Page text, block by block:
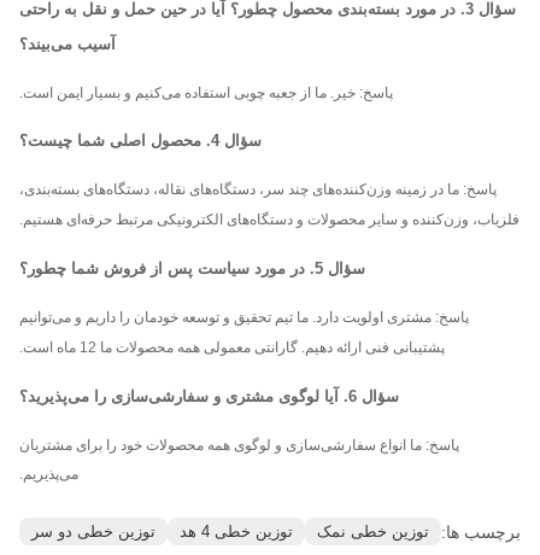
سؤال 3. در مورد بسته‌بندی محصول چطور؟ آیا در حین حمل و نقل به راحتی
آسیب می‌بیند؟
پاسخ: خیر. ما از جعبه چوبی استفاده می‌کنیم و بسیار ایمن است.
سؤال 4. محصول اصلی شما چیست؟
پاسخ: ما در زمینه وزن‌کننده‌های چند سر، دستگاه‌های نقاله، دستگاه‌های بسته‌بندی،
فلزیاب، وزن‌کننده و سایر محصولات و دستگاه‌های الکترونیکی مرتبط حرفه‌ای هستیم.
سؤال 5. در مورد سیاست پس از فروش شما چطور؟
پاسخ: مشتری اولویت دارد. ما تیم تحقیق و توسعه خودمان را داریم و می‌توانیم
پشتیبانی فنی ارائه دهیم. گارانتی معمولی همه محصولات ما 12 ماه است.
سؤال 6. آیا لوگوی مشتری و سفارشی‌سازی را می‌پذیرید؟
پاسخ: ما انواع سفارشی‌سازی و لوگوی همه محصولات خود را برای مشتریان
می‌پذیریم.
برچسب ها: توزین خطی نمک توزین خطی 4 هد توزین خطی دو سر